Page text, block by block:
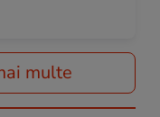
multe